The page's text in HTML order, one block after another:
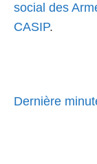
social des
CASIP.
Dernière